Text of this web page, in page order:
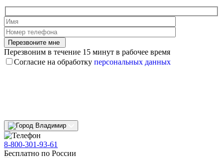
Перезвоните мне
Перезвоним в течение 15 минут в рабочее время
Согласие на обработку персональных данных
Владимир
8-800-301-93-61
Бесплатно по России